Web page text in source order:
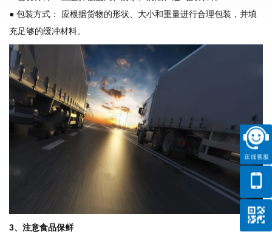
● 包装方式： 应根据货物的形状、大小和重量进行合理包装，并填
充足够的缓冲材料。
3、注意食品保鲜